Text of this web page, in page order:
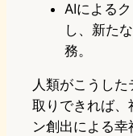
AIによる
し、新た
務。
人類がこうし
取りできれば、
ン創出による